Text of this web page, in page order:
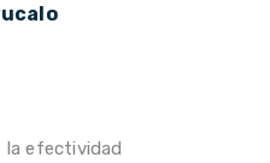
la efectividad